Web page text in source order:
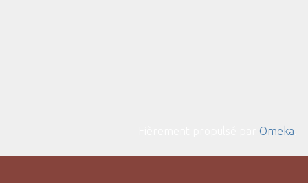
Omeka